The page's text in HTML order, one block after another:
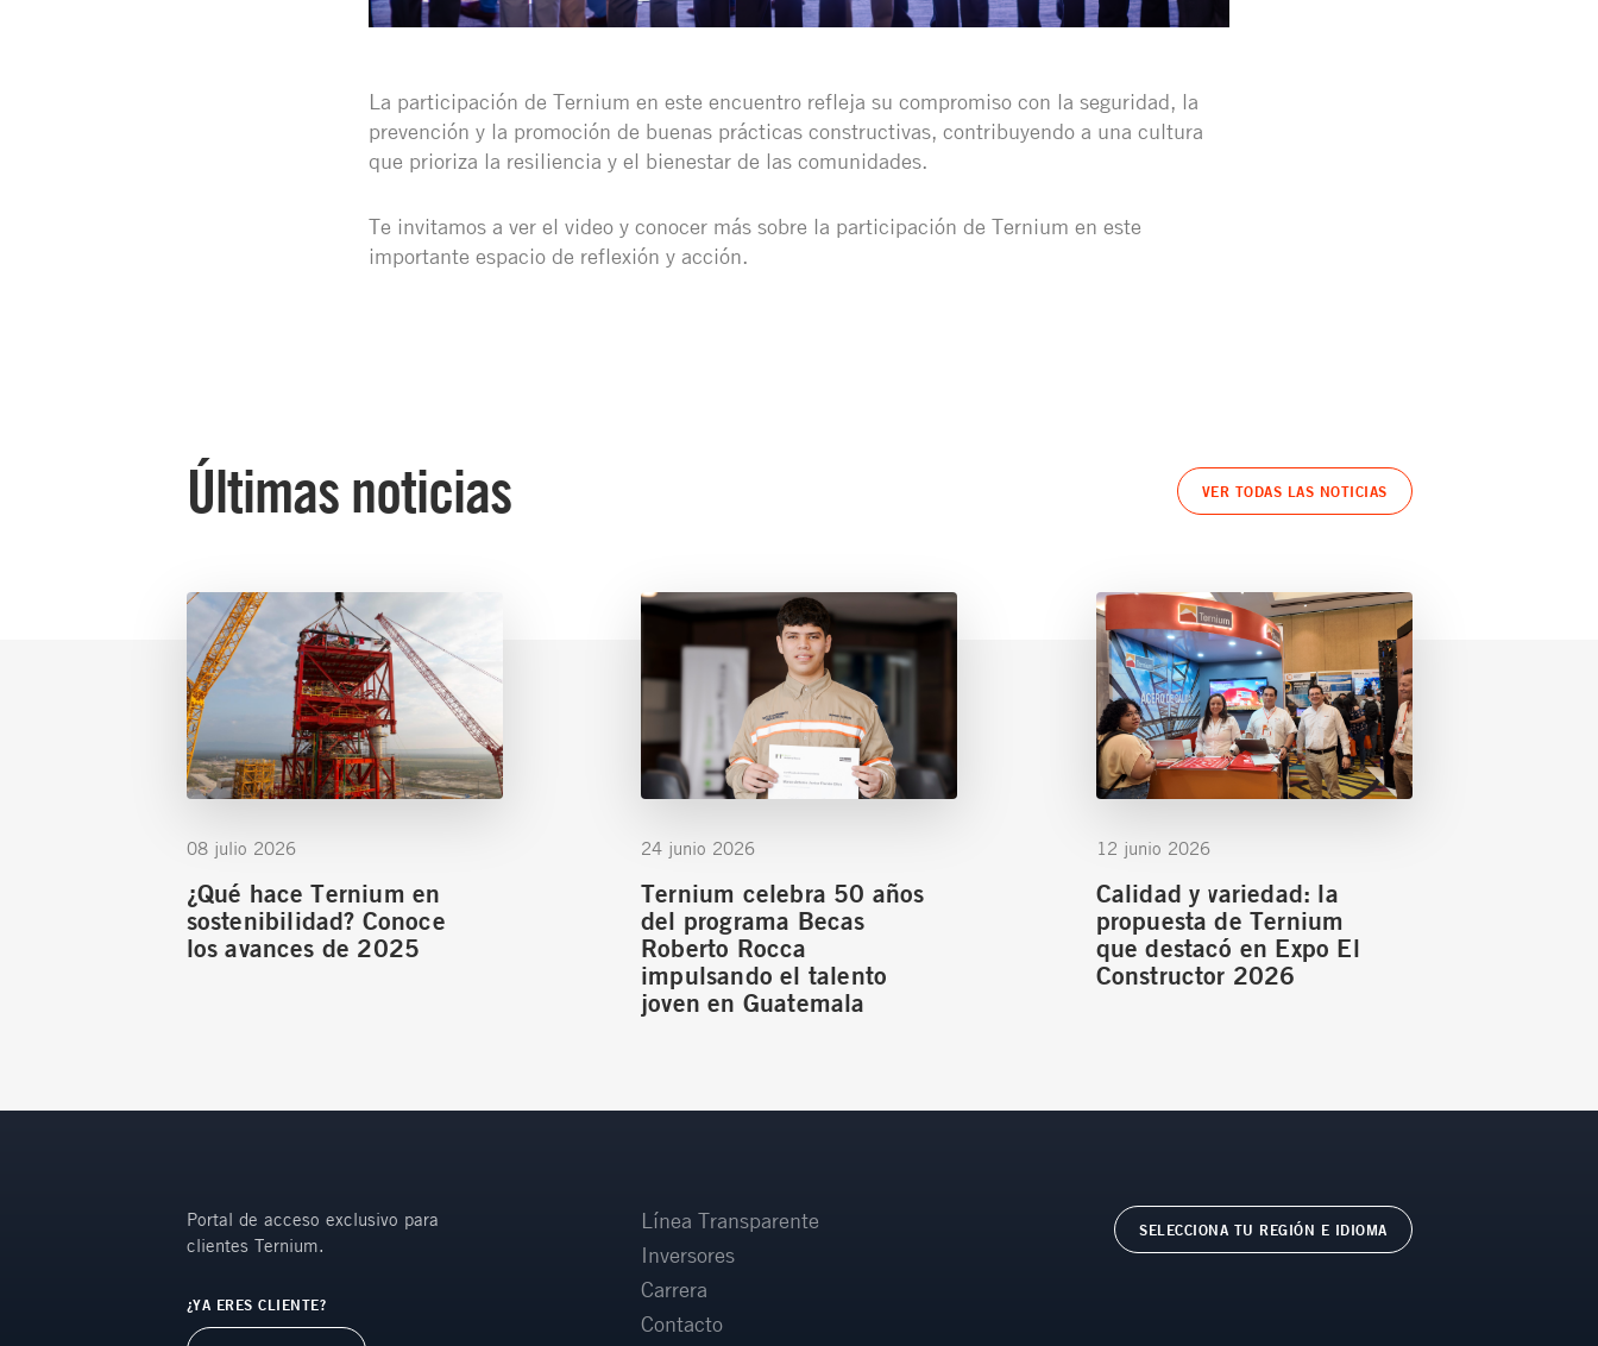
La participación de Ternium en este encuentro refleja su compromiso con la seguridad, la
prevención y la promoción de buenas prácticas constructivas, contribuyendo a una cultura
que prioriza la resiliencia y el bienestar de las comunidades.
Te invitamos a ver el video y conocer más sobre la participación de Ternium en este
importante espacio de reflexión y acción.
Últimas noticias VER TODAS LAS NOTICIAS
08 julio 2026
¿Qué hace Ternium en
sostenibilidad? Conoce
los avances de 2025
24 junio 2026
Ternium celebra 50 años
del programa Becas
Roberto Rocca
impulsando el talento
joven en Guatemala
12 junio 2026
Calidad y variedad: la
propuesta de Ternium
que destacó en Expo El
Constructor 2026
Portal de acceso exclusivo para
clientes Ternium.
¿YA ERES CLIENTE?
Línea Transparente
Inversores
Carrera
Contacto
SELECCIONA TU REGIÓN E IDIOMA